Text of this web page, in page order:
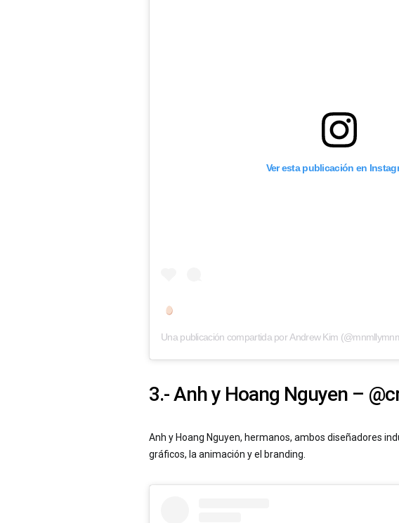
Ver esta publicación en
Una publicación compartida por Andrew Kim
3.-Anh y Hoang Nguyen –
Anh y Hoang Nguyen, hermanos, ambos diseñadores
gráficos, la animación y el branding.